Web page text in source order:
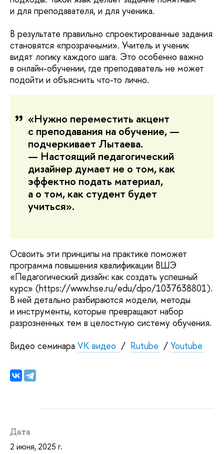
и для преподавателя, и для ученика.
В результате правильно спроектированные задания
становятся «прозрачными». Учитель и ученик
видят логику каждого шага. Это особенно важно
в онлайн-обучении, где преподаватель не может
подойти и объяснить что-то лично.
«Нужно переместить акцент
с преподавания на обучение, —
подчеркивает Лытаева.
— Настоящий педагогический
дизайнер думает не о том, как
эффектно подать материал,
а о том, как студент будет
учиться».
Освоить эти принципы на практике поможет
программа повышения квалификации ВШЭ
«Педагогический дизайн: как создать успешный
курс» (https://www.hse.ru/edu/dpo/1037638801).
В ней детально разбираются модели, методы
и инструменты, которые превращают набор
разрозненных тем в целостную систему обучения.
Видео семинара VK видео / Rutube / Youtube
Дата
2 июня, 2025 г.